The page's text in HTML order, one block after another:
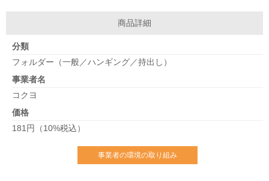
商品詳細
分類
フォルダー（一般／ハンギング／持出し）
事業者名
コクヨ
価格
181円（10%税込）
事業者の環境の取り組み